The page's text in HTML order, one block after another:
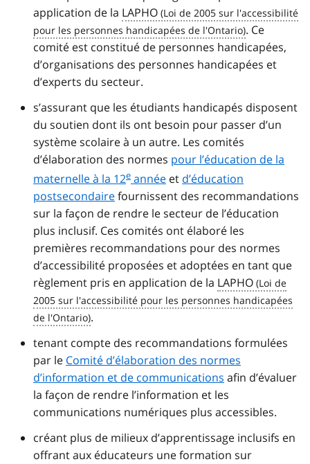
application de la LAPHO
. Ce
comité est constitué de personnes handicapées,
d’organisations des personnes handicapées et
d’experts du secteur.
s’assurant que les étudiants handicapés disposent
du soutien dont ils ont besoin pour passer d’un
système scolaire à un autre. Les comités
d’élaboration des normes pour l’éducation de la
maternelle à la 12e année et d’éducation
postsecondairefournissent des recommandations
sur la façon de rendre le secteur de l’éducation
plus inclusif. Ces comités ont élaboré les
premières recommandations pour des normes
d’accessibilité proposées et adoptées en tant que
règlement pris en application de la LAPHO
.
tenant compte des recommandations formulées
par le Comité d’élaboration des normes
d’information et de communications afin d’évaluer
la façon de rendre l’information et les
communications numériques plus accessibles.
créant plus de milieux d’apprentissage inclusifs en
offrant aux éducateurs une formation sur